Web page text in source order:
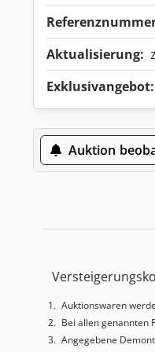
Aktualisierung:
Exklusivangebot:
Auktion
Auktionswaren
Bei allen genannten
Angegebene